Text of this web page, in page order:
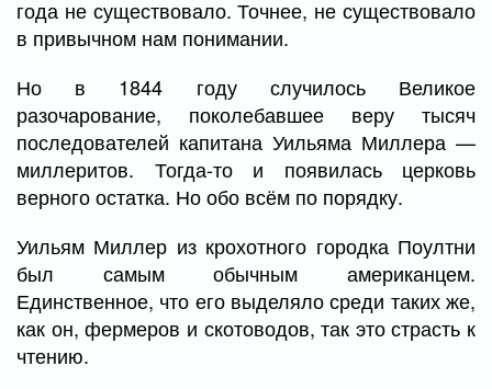
года не существовало. Точнее, не существовало
в привычном нам понимании.
Но в 1844 году случилось Великое
разочарование, поколебавшее веру тысяч
последователей капитана Уильяма Миллера —
миллеритов. Тогда-то и появилась церковь
верного остатка. Но обо всём по порядку.
Уильям Миллер из крохотного городка Поултни
был самым обычным американцем.
Единственное, что его выделяло среди таких же,
как он, фермеров и скотоводов, так это страсть к
чтению.